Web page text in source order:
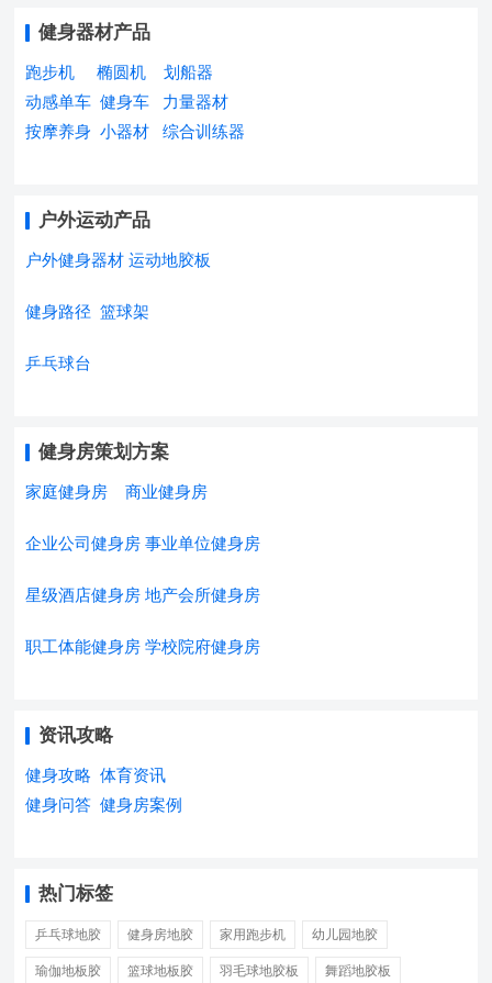
健身器材产品
跑步机 椭圆机
划船器
动感单车 健身车
力量器材
按摩养身 小器材 综合训练器
户外运动产品
户外健身器材 运动地胶板
健身路径 篮球架
乒乓球台
健身房策划方案
家庭健身房 商业健身房
企业公司健身房 事业单位健身房
星级酒店健身房 地产会所健身房
职工体能健身房 学校院府健身房
资讯攻略
健身攻略 体育资讯
健身问答 健身房案例
热门标签
乒乓球地胶 健身房地胶 家用跑步机 幼儿园地胶
瑜伽地板胶 篮球地板胶 羽毛球地胶板 舞蹈地胶板